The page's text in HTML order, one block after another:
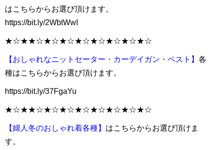
はこちらからお選び頂けます。
https://bit.ly/2WbtWwI
★☆★★☆★☆★☆★☆★☆★☆★☆★☆
【おしゃれなニットセーター・カーデイガン・ベスト】 各
種はこちらからお選び頂けます。
https://bit.ly/37FgaYu
★☆★★☆★☆★☆★☆★☆★☆★☆★☆
【婦人冬のおしゃれ着各種】 はこちらからお選び頂けま
す。